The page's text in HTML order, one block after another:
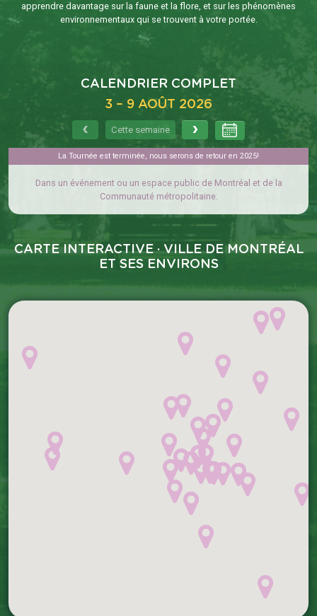
apprendre davantage sur la faune et la flore, et sur les phénomènes
environnementaux qui se trouvent à votre portée.
CALENDRIER COMPLET
3 – 9 AOÛT 2026
Cette semaine
La Tournée est terminée, nous serons de retour en 2025!
Dans un événement ou un espace public de Montréal et de la
Communauté métropolitaine.
CARTE INTERACTIVE · VILLE DE MONTRÉAL
ET SES ENVIRONS